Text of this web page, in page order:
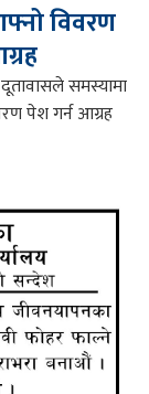
विवरण
समस्यामा
पेश गर्न आग्रह